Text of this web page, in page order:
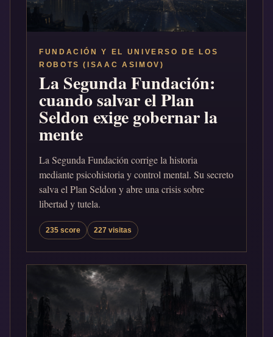
FUNDACIÓN Y EL UNIVERSO DE LOS
ROBOTS (ISAAC ASIMOV)
La Segunda Fundación:
cuando salvar el Plan
Seldon exige gobernar la
mente
La Segunda Fundación corrige la historia
mediante psicohistoria y control mental. Su secreto
salva el Plan Seldon y abre una crisis sobre
libertad y tutela.
235 score 227 visitas